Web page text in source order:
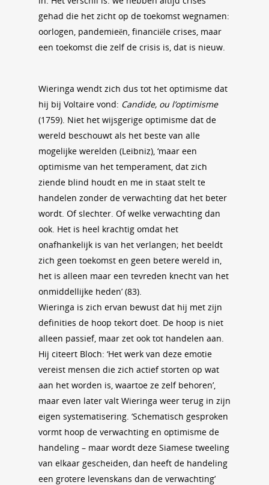
gehad die het zicht op de toekomst wegnamen:
oorlogen, pandemieën, financiële crises, maar
een toekomst die zelf de crisis is, dat is nieuw.
Wieringa wendt zich dus tot het optimisme dat
hij bij Voltaire vond: Candide, ou l’optimisme
(1759). Niet het wijsgerige optimisme dat de
wereld beschouwt als het beste van alle
mogelijke werelden (Leibniz), ‘maar een
optimisme van het temperament, dat zich
ziende blind houdt en me in staat stelt te
handelen zonder de verwachting dat het beter
wordt. Of slechter. Of welke verwachting dan
ook. Het is heel krachtig omdat het
onafhankelijk is van het verlangen; het beeldt
zich geen toekomst en geen betere wereld in,
het is alleen maar een tevreden knecht van het
onmiddellijke heden’ (83).
Wieringa is zich ervan bewust dat hij met zijn
definities de hoop tekort doet. De hoop is niet
alleen passief, maar zet ook tot handelen aan.
Hij citeert Bloch: ‘Het werk van deze emotie
vereist mensen die zich actief storten op wat
aan het worden is, waartoe ze zelf behoren’,
maar even later valt Wieringa weer terug in zijn
eigen systematisering. ‘Schematisch gesproken
vormt hoop de verwachting en optimisme de
handeling – maar wordt deze Siamese tweeling
van elkaar gescheiden, dan heeft de handeling
een grotere levenskans dan de verwachting’